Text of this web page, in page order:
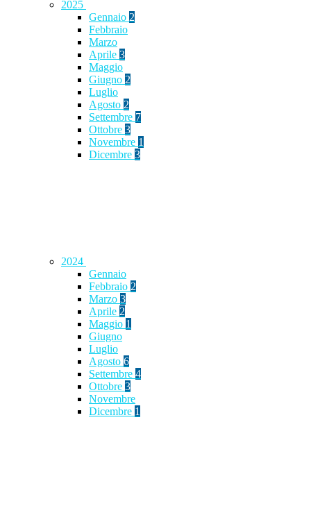
2025
Gennaio 2
Febbraio
Marzo
Aprile 3
Maggio
Giugno 2
Luglio
Agosto 2
Settembre 7
Ottobre 3
Novembre 1
Dicembre 3
2024
Gennaio
Febbraio 2
Marzo 3
Aprile 2
Maggio 1
Giugno
Luglio
Agosto 6
Settembre 4
Ottobre 3
Novembre
Dicembre 1